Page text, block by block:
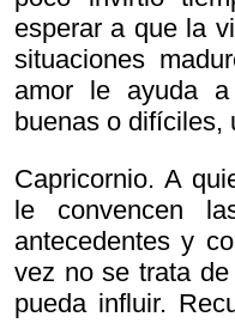
esperar a que la
situaciones
amor le ayuda a
buenas o difíciles,
Capricornio. A
le convencen
antecedentes y
vez no se trata
pueda influir.